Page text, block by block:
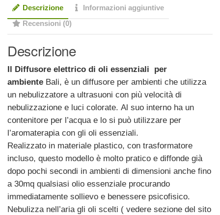
Descrizione
Informazioni aggiuntive
Recensioni (0)
Descrizione
Il Diffusore elettrico di oli essenziali per
ambiente Bali, è un diffusore per ambienti che utilizza
un nebulizzatore a ultrasuoni con più velocità di
nebulizzazione e luci colorate. Al suo interno ha un
contenitore per l’acqua e lo si può utilizzare per
l’aromaterapia con gli oli essenziali.
Realizzato in materiale plastico, con trasformatore
incluso, questo modello è molto pratico e diffonde già
dopo pochi secondi in ambienti di dimensioni anche fino
a 30mq qualsiasi olio essenziale procurando
immediatamente sollievo e benessere psicofisico.
Nebulizza nell’aria gli oli scelti ( vedere sezione del sito